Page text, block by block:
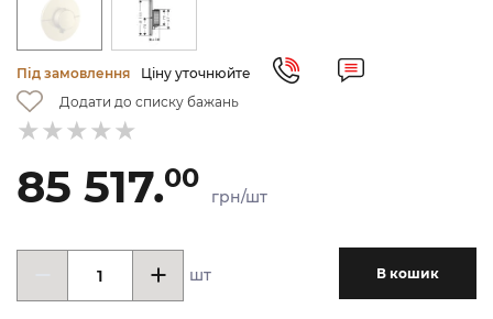
Під замовлення
Ціну уточнюйте
Додати до списку бажань
85 517.00
грн/шт
шт В кошик